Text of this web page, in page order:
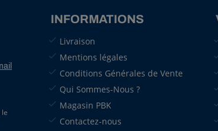
le
INFORMATIONS
Livraison
Mentions légales
Conditions Générales de Vente
Qui Sommes-Nous ?
Magasin PBK
Contactez-nous